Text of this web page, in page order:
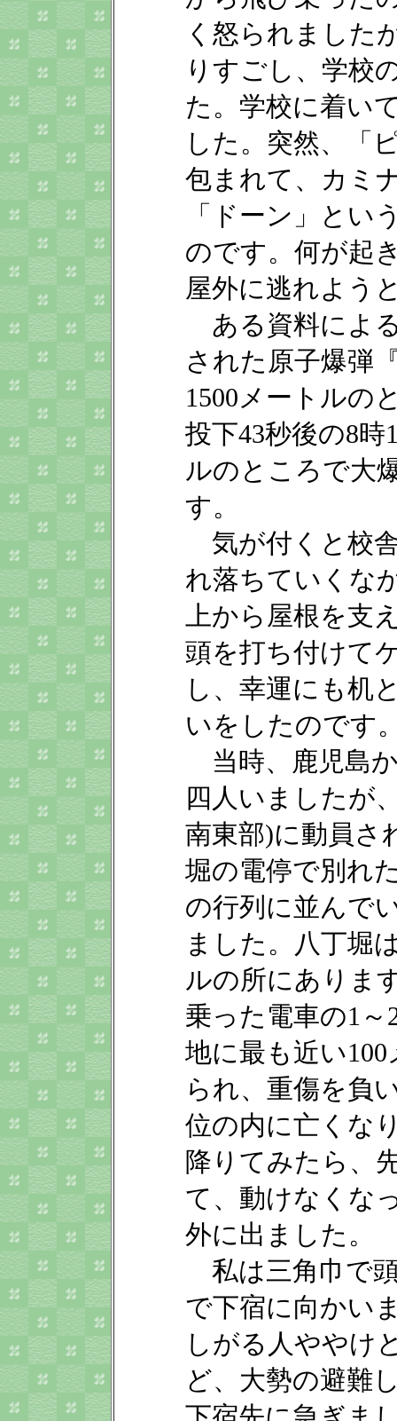
く怒られました
りすごし、学校
た。学校に着い
した。突然、「
包まれて、カミ
「ドーン」とい
のです。何が起
屋外に逃れよう
ある資料によ
された原子爆弾
1500メートルの
投下43秒後の8時
ルのところで大
す。
気が付くと校
れ落ちていくな
上から屋根を支
頭を打ち付けて
し、幸運にも机
いをしたのです
当時、鹿児島
四人いましたが
南東部)に動員さ
堀の電停で別れ
の行列に並んで
ました。八丁堀
ルの所にありま
乗った電車の1
地に最も近い
られ、重傷を負
位の内に亡くな
降りてみたら、
て、動けなくな
外に出ました。
私は三角巾で
で下宿に向かい
しがる人ややけ
ど、大勢の避難